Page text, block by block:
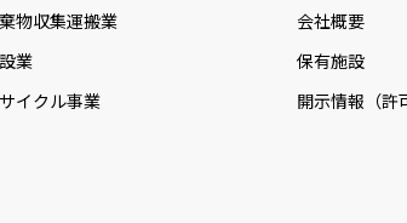
物収集運搬業
業
イクル事業
会社概要
保有施設
開示情報（許